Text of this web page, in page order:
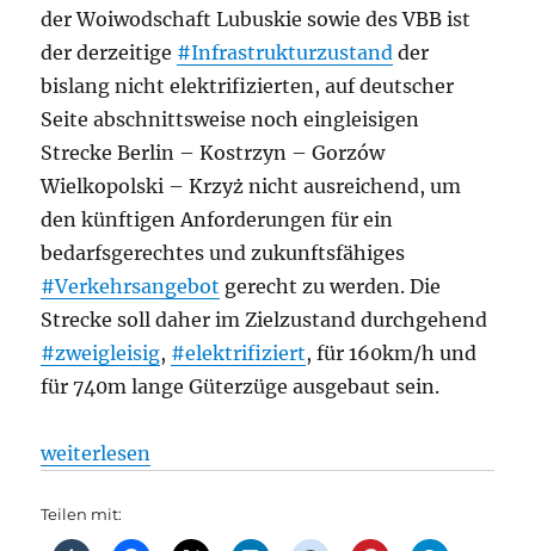
der Woiwodschaft Lubuskie sowie des VBB ist
der derzeitige #Infrastrukturzustand der
bislang nicht elektrifizierten, auf deutscher
Seite abschnittsweise noch eingleisigen
Strecke Berlin – Kostrzyn – Gorzów
Wielkopolski – Krzyż nicht ausreichend, um
den künftigen Anforderungen für ein
bedarfsgerechtes und zukunftsfähiges
#Verkehrsangebot gerecht zu werden. Die
Strecke soll daher im Zielzustand durchgehend
#zweigleisig, #elektrifiziert, für 160km/h und
für 740m lange Güterzüge ausgebaut sein.
„Bahnverkehr: Berlin, Brandenburg, Lubuskie und
weiterlesen
Teilen mit: